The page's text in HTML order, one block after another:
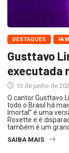
DESTAQUES
Gusttavo
executada
13 de junho de
O cantor Gusttavo
todo o Brasil há
Imortal” é uma
Roxette e é
também é um
SAIBA MAIS